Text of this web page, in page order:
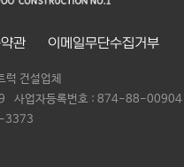
관 이메일무단수집거부
건설업체
사업자등록번호 : 874-88-00904
3373